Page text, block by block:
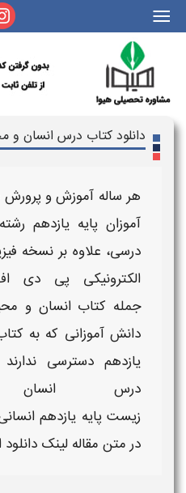
|||
دانلود کتاب درس انسان و
هر ساله آموزش و
آموزان پایه یازدهم رشته
درسی، علاوه بر نسخه
الکترونیکی پی دی
جمله کتابانسان و
دانش آموزانی که به
یازدهم دسترسی
درس
زیست پایه یازدهم
در متن مقاله لینک دانلود